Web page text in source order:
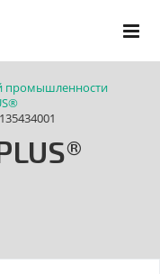
промышленности